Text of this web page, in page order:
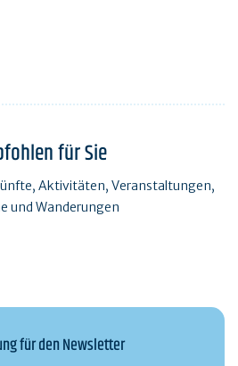
für Sie
Aktivitäten, Veranstaltungen,
und Wanderungen
für den Newsletter